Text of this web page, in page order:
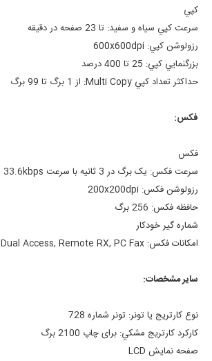
کپي
سرعت کپي سياه و سفيد: تا 23 صفحه در دقیقه
رزولوشن کپي: 600x600dpi
بزرگنمايي کپي: 25 تا 400 درصد
حداکثر تعداد کپي Multi Copy:
از 1 برگ تا 99 برگ
فکس:
فکس
سرعت فکس: یک برگ در 3 ثانیه با سرعت 33.6kbps
رزولوشن فکس: 200x200dpi
حافظه فکس: 256 برگ
شماره گير خودکار
امکانات فکس: Dual Access, Remote RX, PC Fax
ساير مشخصات:
نوع کارتريج يا تونر: تونر شماره 728
کارکرد کارتريج مشکي: برای چاپ 2100 برگ
صفحه نمايش LCD